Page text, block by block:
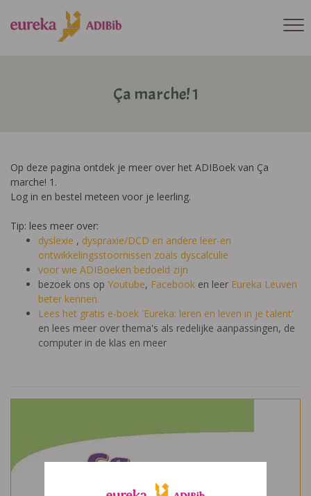
Ça marche! 1
Op deze pagina ontdek je meer over het ADIBoek van Ça
marche! 1.
Log in en bestel meteen voor je leerling.
Tip: lees meer over:
dyslexie , dyspraxie/DCD en andere leer-en
ontwikkelingsstoornissen zoals dyscalculie
voor wie ADIBoeken bedoeld zijn
bezoek ons op Youtube, Facebook en leer Eureka Leuven
beter kennen.
Lees het gratis e-boek 'Eureka: leren en leven in je talent'
en lees meer over thema's als redelijke aanpassingen, de
computer in de klas en meer